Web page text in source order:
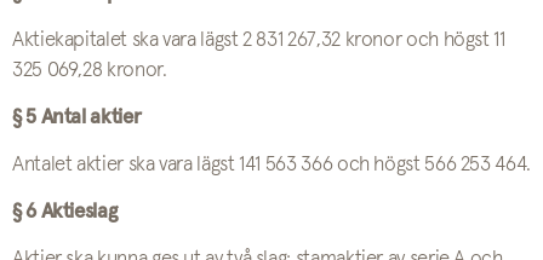
Aktiekapitalet ska vara lägst 2 831 267,32 kronor och högst 11
325 069,28 kronor.
§ 5 Antal aktier
Antalet aktier ska vara lägst 141 563 366 och högst 566 253 464.
§ 6 Aktieslag